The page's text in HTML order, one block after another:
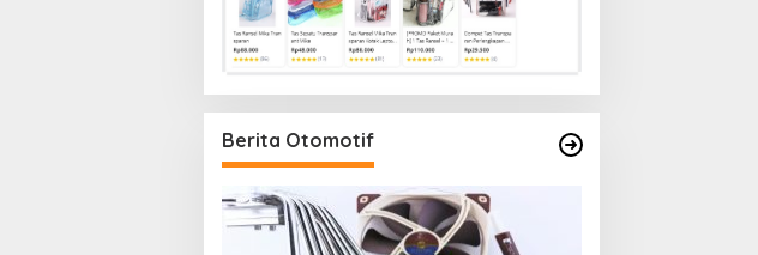
Berita Otomotif